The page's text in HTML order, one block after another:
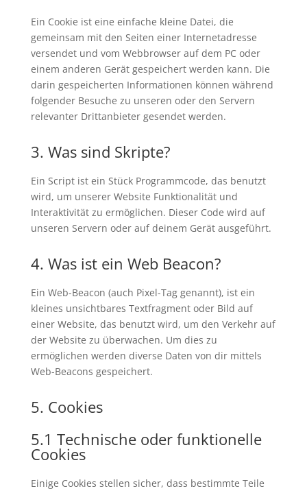
Ein Cookie ist eine einfache kleine Datei, die
gemeinsam mit den Seiten einer Internetadresse
versendet und vom Webbrowser auf dem PC oder
einem anderen Gerät gespeichert werden kann. Die
darin gespeicherten Informationen können während
folgender Besuche zu unseren oder den Servern
relevanter Drittanbieter gesendet werden.
3. Was sind Skripte?
Ein Script ist ein Stück Programmcode, das benutzt
wird, um unserer Website Funktionalität und
Interaktivität zu ermöglichen. Dieser Code wird auf
unseren Servern oder auf deinem Gerät ausgeführt.
4. Was ist ein Web Beacon?
Ein Web-Beacon (auch Pixel-Tag genannt), ist ein
kleines unsichtbares Textfragment oder Bild auf
einer Website, das benutzt wird, um den Verkehr auf
der Website zu überwachen. Um dies zu
ermöglichen werden diverse Daten von dir mittels
Web-Beacons gespeichert.
5. Cookies
5.1 Technische oder funktionelle
Cookies
Einige Cookies stellen sicher, dass bestimmte Teile